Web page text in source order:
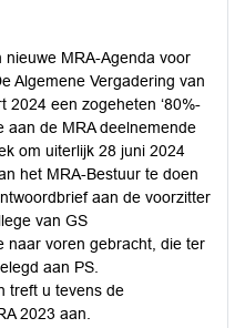
MRA-Agenda voor
Algemene Vergadering van
2024 een zogeheten ‘80%-
aan de MRA deelnemende
om uiterlijk 28 juni 2024
het MRA-Bestuur te doen
aan de voorzitter
van GS
naar voren gebracht, die ter
aan PS.
treft u tevens de
2023 aan.